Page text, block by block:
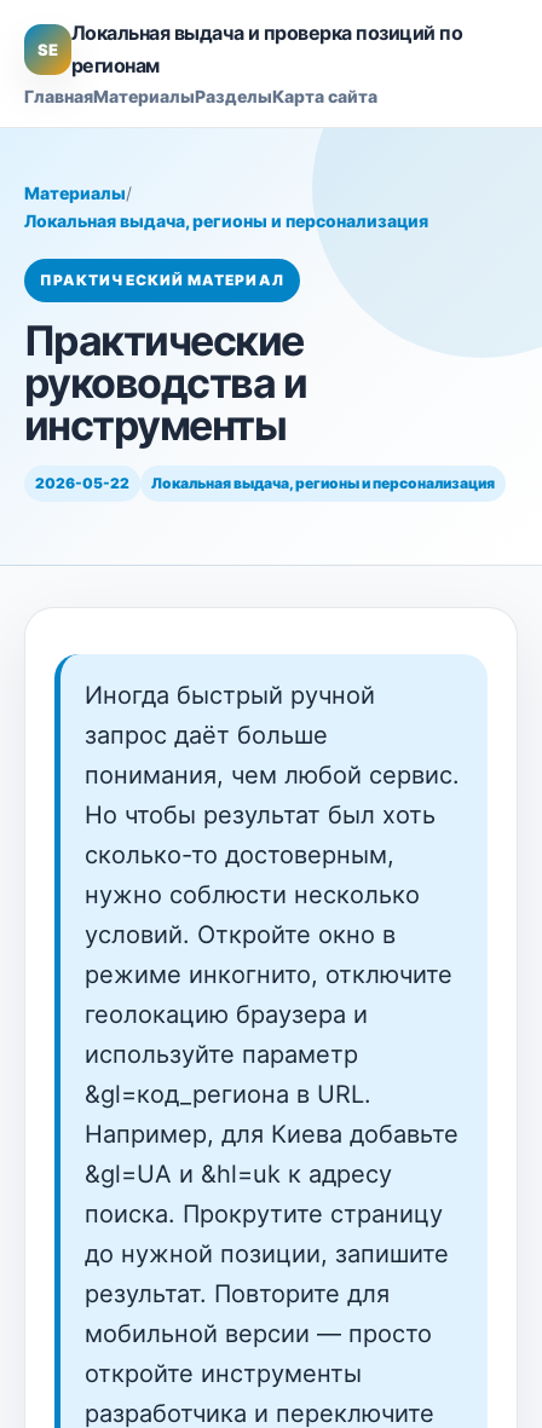
SE
Локальная выдача и проверка позиций по
регионам
ГлавнаяМатериалыРазделыКарта сайта
Материалы/
Локальная выдача, регионы и персонализация
ПРАКТИЧЕСКИЙ МАТЕРИАЛ
Практические
руководства и
инструменты
2026-05-22 Локальная выдача, регионы и персонализация
Иногда быстрый ручной
запрос даёт больше
понимания, чем любой сервис.
Но чтобы результат был хоть
сколько-то достоверным,
нужно соблюсти несколько
условий. Откройте окно в
режиме инкогнито, отключите
геолокацию браузера и
используйте параметр
&gl=код_региона в URL.
Например, для Киева добавьте
&gl=UA и &hl=uk к адресу
поиска. Прокрутите страницу
до нужной позиции, запишите
результат. Повторите для
мобильной версии — просто
откройте инструменты
разработчика и переключите